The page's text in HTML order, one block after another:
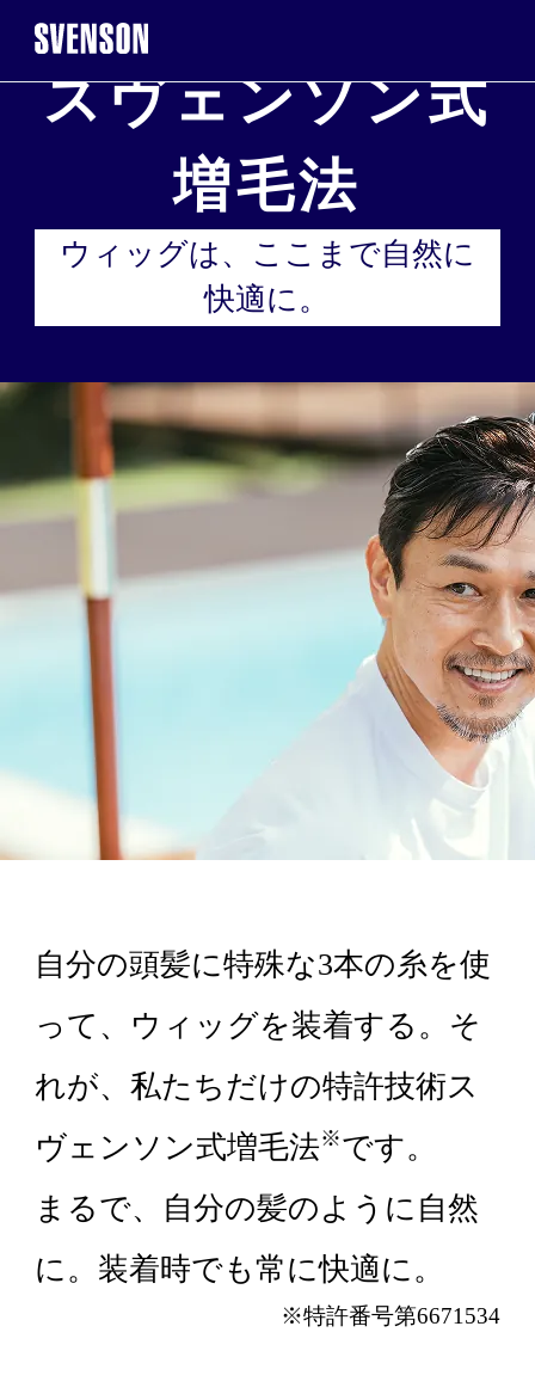
まずは無料相談を。お気軽にご来店くだ
無料相談・お
※お電話で髪に関するご相談やご予約も可能です
0120-17-7109
2回目以降のご来店について
ご契
WEB
はじめての方へ
ヘアケア・増毛サービスを探す
製品・サービスから探す
エクステ・サービス
カット/ケア/コーティング・サービス
髪の悩みから探す
無料相談・お試し体験
スヴェンソン式
増毛法
ウィッグは、ここまで自然に
快適に。
自分の頭髪に特殊な3本の糸を使
って、ウィッグを装着する。そ
れが、私たちだけの特許技術ス
ヴェンソン式増毛法※です。
まるで、自分の髪のように自然
に。装着時でも常に快適に。
※特許番号第6671534